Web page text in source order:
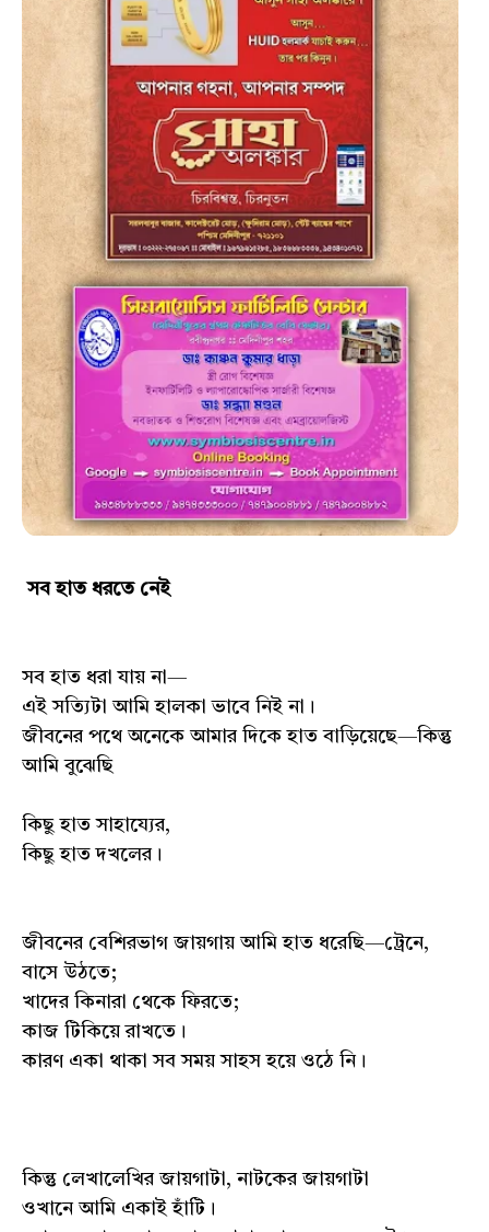
সব হাত ধরতে নেই
সব হাত ধরা যায় না—
এই সত্যিটা আমি হালকা ভাবে নিই না।
জীবনের পথে অনেকে আমার দিকে হাত বাড়িয়েছে—কিন্তু
আমি বুঝেছি
কিছু হাত সাহায্যের,
কিছু হাত দখলের।
জীবনের বেশিরভাগ জায়গায় আমি হাত ধরেছি—ট্রেনে,
বাসে উঠতে;
খাদের কিনারা থেকে ফিরতে;
কাজ টিকিয়ে রাখতে।
কারণ একা থাকা সব সময় সাহস হয়ে ওঠে নি।
কিন্তু লেখালেখির জায়গাটা, নাটকের জায়গাটা
ওখানে আমি একাই হাঁটি।